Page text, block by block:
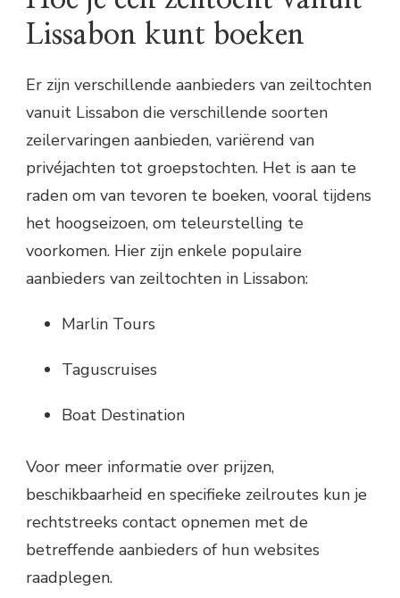
Lissabon kunt boeken
Er zijn verschillende aanbieders van zeiltochten
vanuit Lissabon die verschillende soorten
zeilervaringen aanbieden, variërend van
privéjachten tot groepstochten. Het is aan te
raden om van tevoren te boeken, vooral tijdens
het hoogseizoen, om teleurstelling te
voorkomen. Hier zijn enkele populaire
aanbieders van zeiltochten in Lissabon:
Marlin Tours
Taguscruises
Boat Destination
Voor meer informatie over prijzen,
beschikbaarheid en specifieke zeilroutes kun je
rechtstreeks contact opnemen met de
betreffende aanbieders of hun websites
raadplegen.